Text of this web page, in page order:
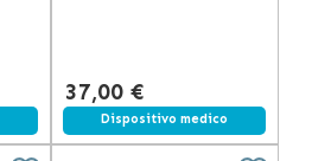
37,00 €
Dispositivo medico